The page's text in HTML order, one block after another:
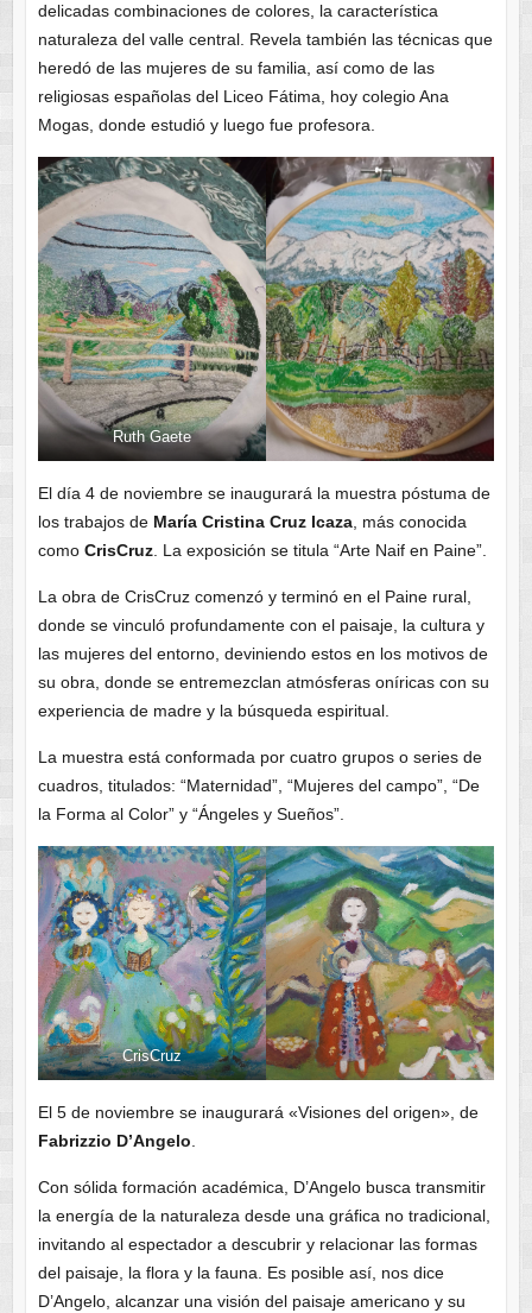
delicadas combinaciones de colores, la característica
naturaleza del valle central. Revela también las técnicas que
heredó de las mujeres de su familia, así como de las
religiosas españolas del Liceo Fátima, hoy colegio Ana
Mogas, donde estudió y luego fue profesora.
Ruth Gaete
El día 4 de noviembre se inaugurará la muestra póstuma de
los trabajos de María Cristina Cruz Icaza, más conocida
como CrisCruz. La exposición se titula “Arte Naif en Paine”.
La obra de CrisCruz comenzó y terminó en el Paine rural,
donde se vinculó profundamente con el paisaje, la cultura y
las mujeres del entorno, deviniendo estos en los motivos de
su obra, donde se entremezclan atmósferas oníricas con su
experiencia de madre y la búsqueda espiritual.
La muestra está conformada por cuatro grupos o series de
cuadros, titulados: “Maternidad”, “Mujeres del campo”, “De
la Forma al Color” y “Ángeles y Sueños”.
CrisCruz
El 5 de noviembre se inaugurará «Visiones del origen», de
Fabrizzio D’Angelo.
Con sólida formación académica, D’Angelo busca transmitir
la energía de la naturaleza desde una gráfica no tradicional,
invitando al espectador a descubrir y relacionar las formas
del paisaje, la flora y la fauna. Es posible así, nos dice
D’Angelo, alcanzar una visión del paisaje americano y su